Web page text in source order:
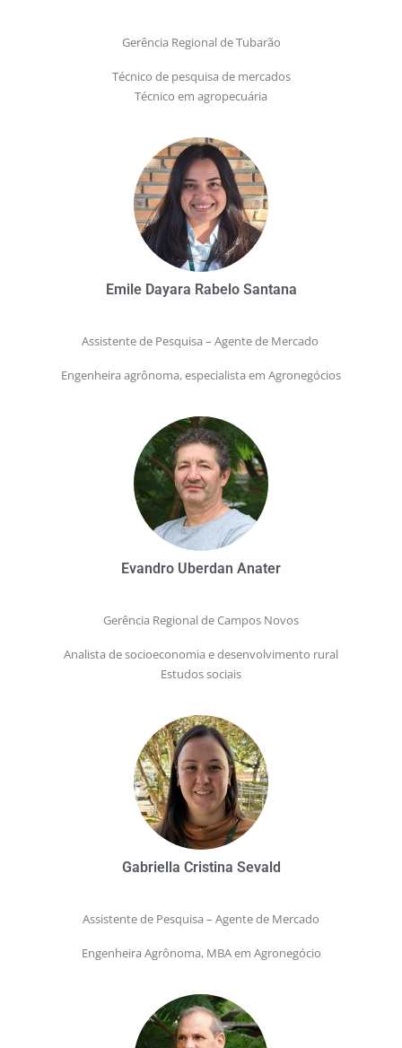
Gerência Regional de Tubarão
Técnico de pesquisa de mercados
Técnico em agropecuária
Emile Dayara Rabelo Santana
Assistente de Pesquisa – Agente de Mercado
Engenheira agrônoma, especialista em Agronegócios
Evandro Uberdan Anater
Gerência Regional de Campos Novos
Analista de socioeconomia e desenvolvimento rural
Estudos sociais
Gabriella Cristina Sevald
Assistente de Pesquisa – Agente de Mercado
Engenheira Agrônoma, MBA em Agronegócio